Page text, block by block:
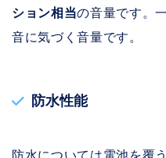
ション相当の音量です。
音に気づく音量です。
防水性能
防水については電池を覆